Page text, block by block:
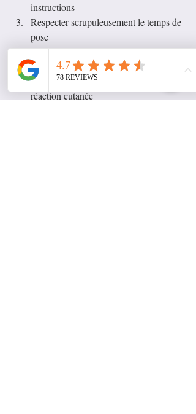
instructions
Respecter scrupuleusement le temps de
pose
Rincer et observer le résultat après
séchage
Attendre 48 heures pour détecter toute
réaction cutanée